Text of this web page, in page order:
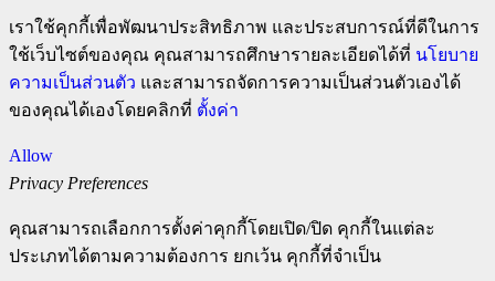
เราใช้คุกกี้เพื่อพัฒนาประสิทธิภาพ และประสบการณ์ที่ดีในการ
ใช้เว็บไซต์ของคุณ คุณสามารถศึกษารายละเอียดได้ที่ นโยบาย
ความเป็นส่วนตัว และสามารถจัดการความเป็นส่วนตัวเองได้
ของคุณได้เองโดยคลิกที่ ตั้งค่า
Allow
Privacy Preferences
คุณสามารถเลือกการตั้งค่าคุกกี้โดยเปิด/ปิด คุกกี้ในแต่ละ
ประเภทได้ตามความต้องการ ยกเว้น คุกกี้ที่จำเป็น